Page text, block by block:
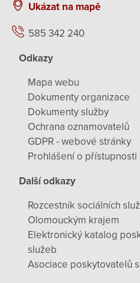
Ukázat na mapě
585 342 240
Odkazy
Mapa webu
Dokumenty organizace
Dokumenty služby
Ochrana oznamovatelů
GDPR - webové stránky
Prohlášení o přístupnosti
Další odkazy
Rozcestník sociálních
Olomouckým krajem
Elektronický katalog
služeb
Asociace poskytovatelů